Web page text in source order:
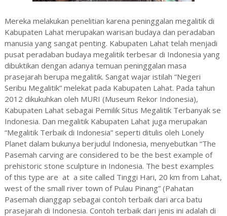
Mereka melakukan penelitian karena peninggalan megalitik di
Kabupaten Lahat merupakan warisan budaya dan peradaban
manusia yang sangat penting. Kabupaten Lahat telah menjadi
pusat peradaban budaya megalitik terbesar di Indonesia yang
dibuktikan dengan adanya temuan peninggalan masa
prasejarah berupa megalitik. Sangat wajar istilah “Negeri
Seribu Megalitik” melekat pada Kabupaten Lahat. Pada tahun
2012 dikukuhkan oleh MURI (Museum Rekor Indonesia),
Kabupaten Lahat sebagai Pemilik Situs Megalitik Terbanyak se
Indonesia. Dan megalitik Kabupaten Lahat juga merupakan
“Megalitik Terbaik di Indonesia” seperti ditulis oleh Lonely
Planet dalam bukunya berjudul Indonesia, menyebutkan “The
Pasemah carving are considered to be the best example of
prehistoric stone sculpture in Indonesia. The best examples
of this type are at a site called Tinggi Hari, 20 km from Lahat,
west of the small river town of Pulau Pinang” (Pahatan
Pasemah dianggap sebagai contoh terbaik dari arca batu
prasejarah di Indonesia. Contoh terbaik dari jenis ini adalah di